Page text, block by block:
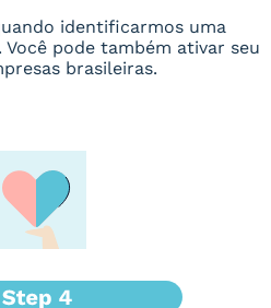
identificarmos uma
pode também ativar seu
brasileiras.